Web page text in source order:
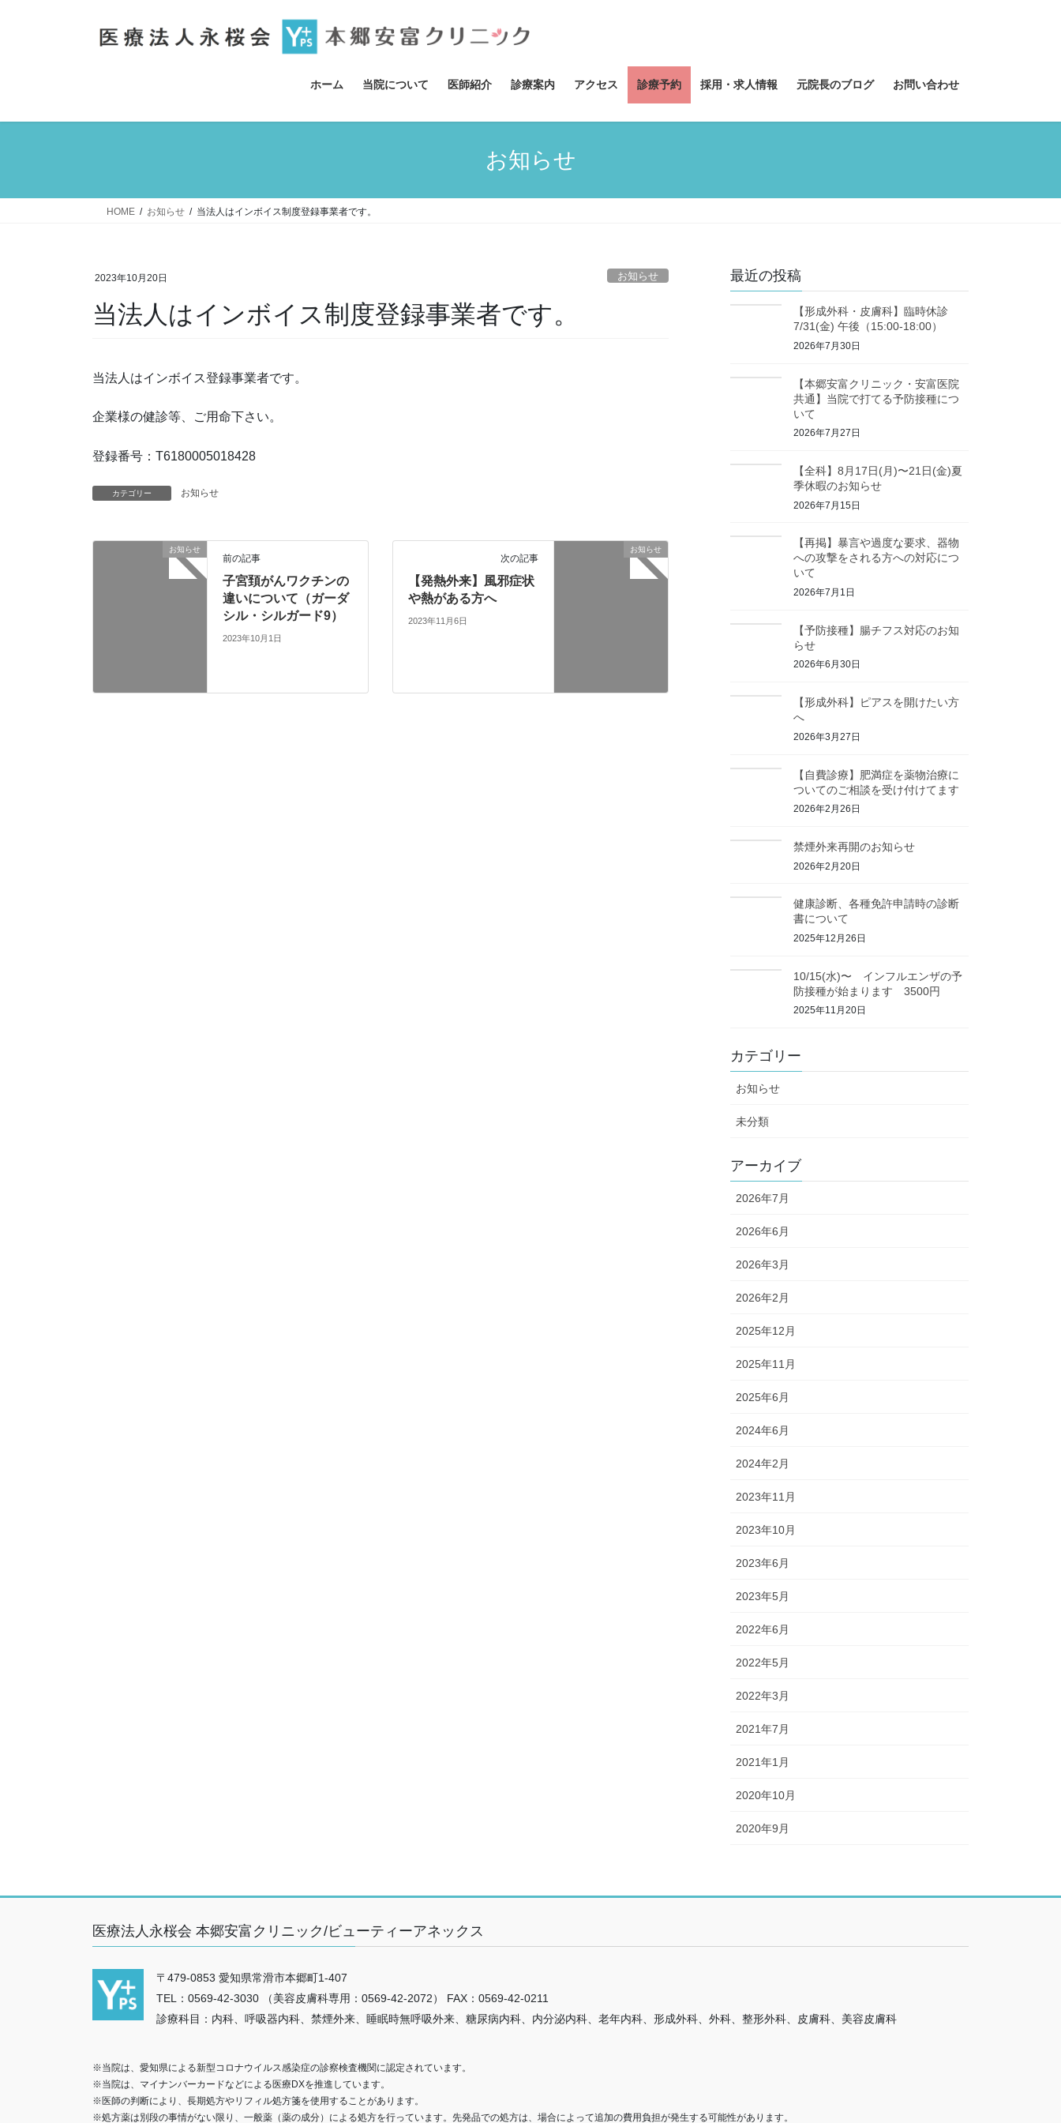
ス
ン
ホーム 当院について 医師紹介 診療案内 アクセス 診療予約 採用・求人情報 元院長のブログ お問い合わせ
お知らせ
HOME お知らせ 当法人はインボイス制度登録事業者です。
2023年10月20日 お知らせ
当法人はインボイス制度登録事業者です。
当法人はインボイス登録事業者です。
企業様の健診等、ご用命下さい。
登録番号：T6180005018428
カテゴリー お知らせ
お知らせ
前の記事
子宮頚がんワクチンの
違いについて（ガーダ
シル・シルガード9）
2023年10月1日
お知らせ
次の記事
【発熱外来】風邪症状
や熱がある方へ
2023年11月6日
最近の投稿
【形成外科・皮膚科】臨時休診
7/31(金) 午後（15:00-18:00）
2026年7月30日
【本郷安富クリニック・安富医院
共通】当院で打てる予防接種につ
いて
2026年7月27日
【全科】8月17日(月)〜21日(金)夏
季休暇のお知らせ
2026年7月15日
【再掲】暴言や過度な要求、器物
への攻撃をされる方への対応につ
いて
2026年7月1日
【予防接種】腸チフス対応のお知
らせ
2026年6月30日
【形成外科】ピアスを開けたい方
へ
2026年3月27日
【自費診療】肥満症を薬物治療に
ついてのご相談を受け付けてます
2026年2月26日
禁煙外来再開のお知らせ
2026年2月20日
健康診断、各種免許申請時の診断
書について
2025年12月26日
10/15(水)〜 インフルエンザの予
防接種が始まります 3500円
2025年11月20日
カテゴリー
お知らせ
未分類
アーカイブ
2026年7月
2026年6月
2026年3月
2026年2月
2025年12月
2025年11月
2025年6月
2024年6月
2024年2月
2023年11月
2023年10月
2023年6月
2023年5月
2022年6月
2022年5月
2022年3月
2021年7月
2021年1月
2020年10月
2020年9月
医療法人永桜会 本郷安富クリニック/ビューティーアネックス
〒479-0853 愛知県常滑市本郷町1-407
TEL：0569-42-3030 （美容皮膚科専用：0569-42-2072） FAX：0569-42-0211
診療科目：内科、呼吸器内科、禁煙外来、睡眠時無呼吸外来、糖尿病内科、内分泌内科、老年内科、形成外科、外科、整形外科、皮膚科、美容皮膚科
※当院は、愛知県による新型コロナウイルス感染症の診察検査機関に認定されています。
※当院は、マイナンバーカードなどによる医療DXを推進しています。
※医師の判断により、長期処方やリフィル処方箋を使用することがあります。
※処方薬は別段の事情がない限り、一般薬（薬の成分）による処方を行っています。先発品での処方は、場合によって追加の費用負担が発生する可能性があります。